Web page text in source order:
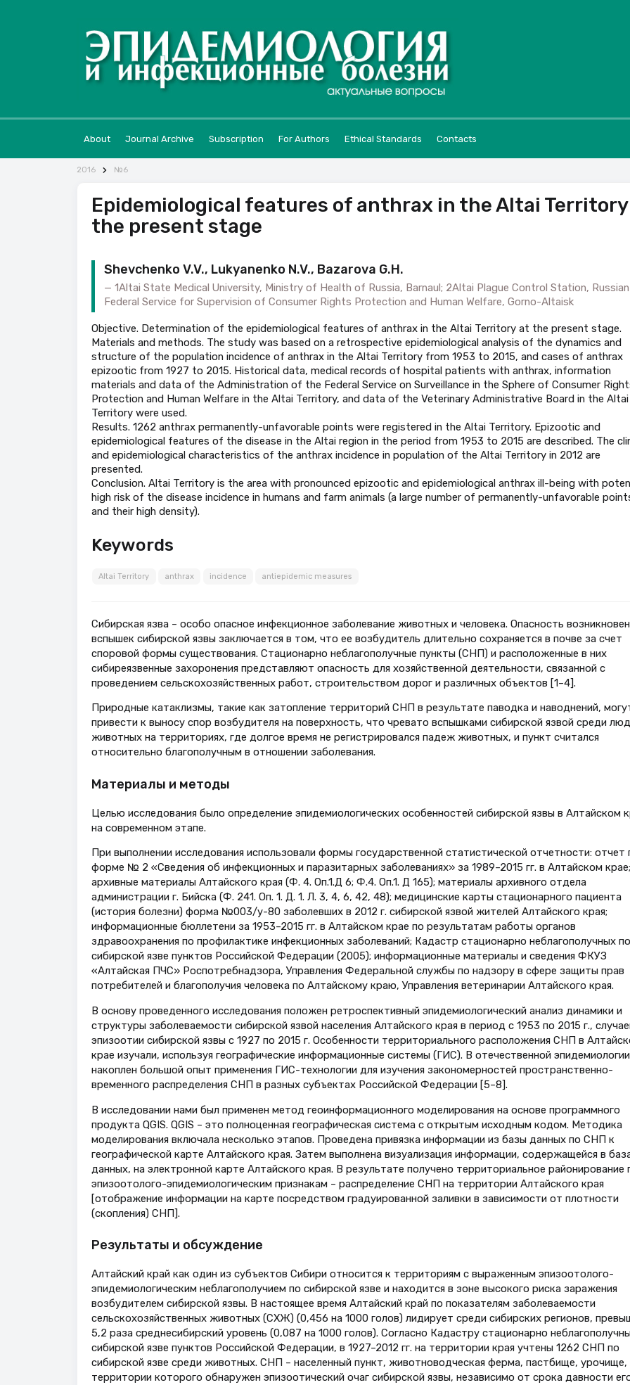
About Journal Archive Subscription For Authors Ethical Standards Contacts
2016 №6
Epidemiological features of anthrax in the Altai
the present stage
Shevchenko V.V., Lukyanenko N.V., Bazarova G.H.
1Altai State Medical University, Ministry of Health of Russia, Barnaul; 2Altai Plague Control Station, Russian
Federal Service for Supervision of Consumer Rights Protection and Human Welfare, Gorno-Altaisk
Objective. Determination of the epidemiological features of anthrax in the Altai Territory at the present stage.
Materials and methods. The study was based on a retrospective epidemiological analysis of the dynamics and
structure of the population incidence of anthrax in the Altai Territory from 1953 to 2015, and cases of anthrax
epizootic from 1927 to 2015. Historical data, medical records of hospital patients with anthrax, information
materials and data of the Administration of the Federal Service on Surveillance in the Sphere of Consumer
Protection and Human Welfare in the Altai Territory, and data of the Veterinary Administrative Board in the Altai
Territory were used.
Results. 1262 anthrax permanently-unfavorable points were registered in the Altai Territory. Epizootic and
epidemiological features of the disease in the Altai region in the period from 1953 to 2015 are described. The
and epidemiological characteristics of the anthrax incidence in population of the Altai Territory in 2012 are
presented.
Conclusion. Altai Territory is the area with pronounced epizootic and epidemiological anthrax ill-being with
high risk of the disease incidence in humans and farm animals (a large number of permanently-unfavorable
and their high density).
Keywords
Altai Territory anthrax incidence antiepidemic measures
Сибирская язва – особо опасное инфекционное заболевание животных и человека. Опасность
вспышек сибирской язвы заключается в том, что ее возбудитель длительно сохраняется в почве за счет
споровой формы существования. Стационарно неблагополучные пункты (СНП) и расположенные в них
сибиреязвенные захоронения представляют опасность для хозяйственной деятельности, связанной с
проведением сельскохозяйственных работ, строительством дорог и различных объектов [1–4].
Природные катаклизмы, такие как затопление территорий СНП в результате паводка и наводнений,
привести к выносу спор возбудителя на поверхность, что чревато вспышками сибирской язвой среди
животных на территориях, где долгое время не регистрировался падеж животных, и пункт считался
относительно благополучным в отношении заболевания.
Материалы и методы
Целью исследования было определение эпидемиологических особенностей сибирской язвы в Алтайском
на современном этапе.
При выполнении исследования использовали формы государственной статистической отчетности: отчет
форме № 2 «Сведения об инфекционных и паразитарных заболеваниях» за 1989–2015 гг. в Алтайском крае;
архивные материалы Алтайского края (Ф. 4. Оп.1.Д 6; Ф.4. Оп.1. Д 165); материалы архивного отдела
администрации г. Бийска (Ф. 241. Оп. 1. Д. 1. Л. 3, 4, 6, 42, 48); медицинские карты стационарного пациента
(история болезни) форма №003/у-80 заболевших в 2012 г. сибирской язвой жителей Алтайского края;
информационные бюллетени за 1953–2015 гг. в Алтайском крае по результатам работы органов
здравоохранения по профилактике инфекционных заболеваний; Кадастр стационарно неблагополучных по
сибирской язве пунктов Российской Федерации (2005); информационные материалы и сведения ФКУЗ
«Алтайская ПЧС» Роспотребнадзора, Управления Федеральной службы по надзору в сфере защиты прав
потребителей и благополучия человека по Алтайскому краю, Управления ветеринарии Алтайского края.
В основу проведенного исследования положен ретроспективный эпидемиологический анализ динамики и
структуры заболеваемости сибирской язвой населения Алтайского края в период с 1953 по 2015 г.,
эпизоотии сибирской язвы с 1927 по 2015 г. Особенности территориального расположения СНП в
крае изучали, используя географические информационные системы (ГИС). В отечественной эпидемиологии
накоплен большой опыт применения ГИС-технологии для изучения закономерностей пространственно-
временного распределения СНП в разных субъектах Российской Федерации [5–8].
В исследовании нами был применен метод геоинформационного моделирования на основе программного
продукта QGIS. QGIS – это полноценная географическая система с открытым исходным кодом. Методика
моделирования включала несколько этапов. Проведена привязка информации из базы данных по СНП к
географической карте Алтайского края. Затем выполнена визуализация информации, содержащейся в
данных, на электронной карте Алтайского края. В результате получено территориальное районирование
эпизоотолого-эпидемиологическим признакам – распределение СНП на территории Алтайского края
[отображение информации на карте посредством градуированной заливки в зависимости от плотности
(скопления) СНП].
Результаты и обсуждение
Алтайский край как один из субъектов Сибири относится к территориям с выраженным эпизоотолого-
эпидемиологическим неблагополучием по сибирской язве и находится в зоне высокого риска заражения
возбудителем сибирской язвы. В настоящее время Алтайский край по показателям заболеваемости
сельскохозяйственных животных (СХЖ) (0,456 на 1000 голов) лидирует среди сибирских регионов,
5,2 раза среднесибирский уровень (0,087 на 1000 голов). Согласно Кадастру стационарно
сибирской язве пунктов Российской Федерации, в 1927–2012 гг. на территории края учтены 1262 СНП по
сибирской язве среди животных. СНП – населенный пункт, животноводческая ферма, пастбище, урочище,
территории которого обнаружен эпизоотический очаг сибирской язвы, независимо от срока давности